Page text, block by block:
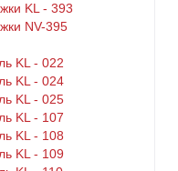
KL - 393
NV-395
KL - 022
KL - 024
KL - 025
KL - 107
KL - 108
KL - 109